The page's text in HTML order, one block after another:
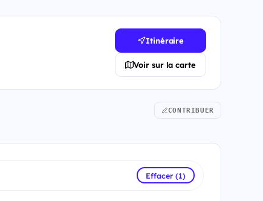
Itinéraire
Voir sur la carte
CONTRIBUER
Effacer (1)